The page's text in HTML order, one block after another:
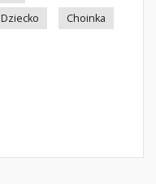
Dziecko
Choinka